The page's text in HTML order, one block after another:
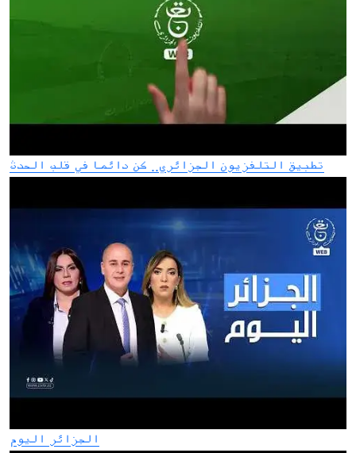
تطبيق التلفزيون الجزائري.. كن دائما في قلب الحدث
الجزائر اليوم